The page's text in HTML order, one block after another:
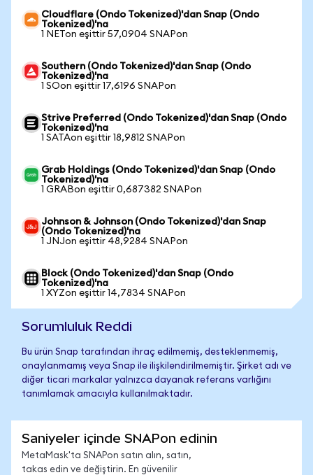
Cloudflare (Ondo Tokenized)'dan Snap (Ondo
Tokenized)'na
1 NETon eşittir 57,0904 SNAPon
Southern (Ondo Tokenized)'dan Snap (Ondo
Tokenized)'na
1 SOon eşittir 17,6196 SNAPon
Strive Preferred (Ondo Tokenized)'dan Snap (Ondo
Tokenized)'na
1 SATAon eşittir 18,9812 SNAPon
Grab Holdings (Ondo Tokenized)'dan Snap (Ondo
Tokenized)'na
1 GRABon eşittir 0,687382 SNAPon
Johnson & Johnson (Ondo Tokenized)'dan Snap
(Ondo Tokenized)'na
1 JNJon eşittir 48,9284 SNAPon
Block (Ondo Tokenized)'dan Snap (Ondo
Tokenized)'na
1 XYZon eşittir 14,7834 SNAPon
Sorumluluk Reddi
Bu ürün Snap tarafından ihraç edilmemiş, desteklenmemiş,
onaylanmamış veya Snap ile ilişkilendirilmemiştir. Şirket adı ve
diğer ticari markalar yalnızca dayanak referans varlığını
tanımlamak amacıyla kullanılmaktadır.
Saniyeler içinde SNAPon edinin
MetaMask'ta SNAPon satın alın, satın,
takas edin ve değiştirin. En güvenilir